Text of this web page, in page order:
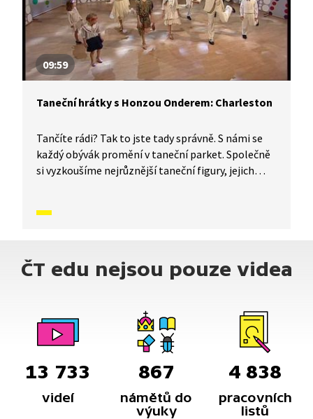
09:59
Taneční hrátky s Honzou Onderem: Charleston
Tančíte rádi? Tak to jste tady správně. S námi se
každý obývák promění v taneční parket. Společně
si vyzkoušíme nejrůznější taneční figury, jejich
vás inspirovali a udělali z vás krále či královnu
ČT edu nejsou pouze videa
13 733
videí
867
námětů do
výuky
4 838
pracovních
listů